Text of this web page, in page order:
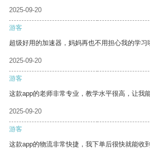
2025-09-20
游客
超级好用的加速器，妈妈再也不用担心我的学习
2025-09-20
游客
这款app的老师非常专业，教学水平很高，让我
2025-09-20
游客
这款app的物流非常快捷，我下单后很快就能收到